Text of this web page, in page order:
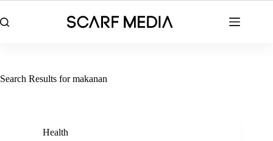
to
content
Search Results for makanan
Health